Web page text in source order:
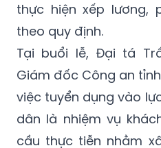
thực hiện xếp lương,
theo quy định.
Tại buổi lễ, Đại tá
Giám đốc Công an
việc tuyển dụng vào
dân là nhiệm vụ
cầu thực tiễn nhằm